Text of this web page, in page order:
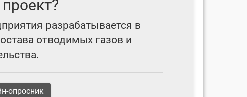
разрабатывается в
отводимых газов и
опросник